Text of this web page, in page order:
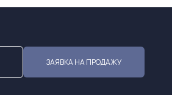
ЗАЯВКА НА ПРОДАЖУ